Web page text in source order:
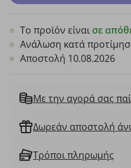
Το προϊόν είναι σε
Ανάλωση κατά
Αποστολή 10.08.2026
Με την αγορά σας
Δωρεάν αποστολή
Τρόποι πληρωμής